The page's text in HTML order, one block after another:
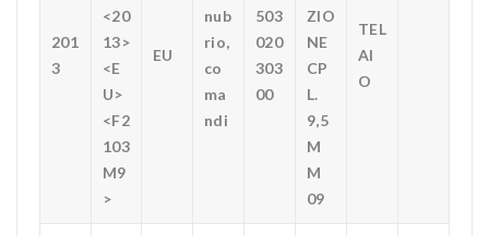
201
3
<20
13>
<E
U>
<F2
103
M9
>
EU
nub
rio,
co
ma
ndi
503
020
303
00
ZIO
NE
CP
L.
9,5
M
M
09
TEL
AI
O